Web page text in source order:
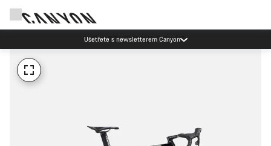
Ušetřete s newsletterem Canyon